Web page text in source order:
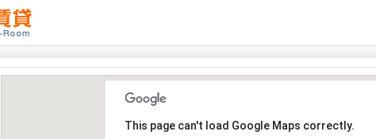
This page can't load Google Maps correctly.